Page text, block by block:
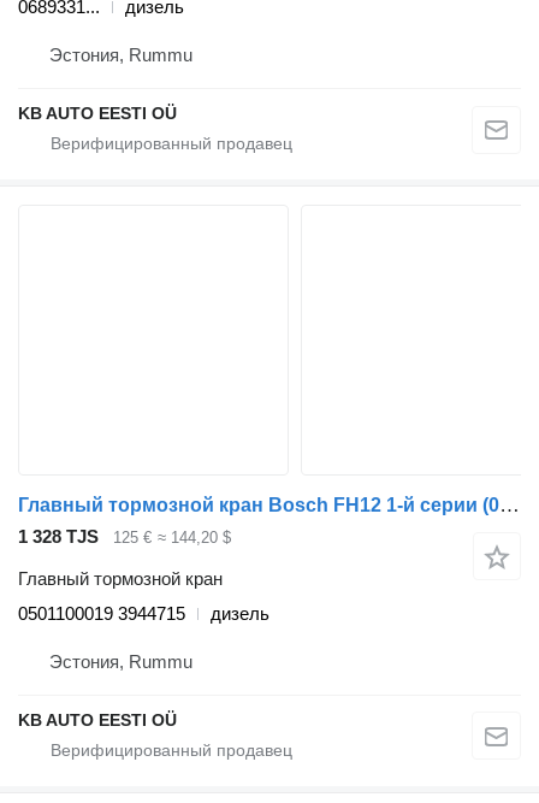
0689331...
дизель
Эстония, Rummu
KB AUTO EESTI OÜ
Главный тормозной кран Bosch FH12 1-й серии (01.93-12.02) 0501100019 для грузовика Volvo FH12, FH16, NH12, FH, VNL780 (1993-2014)
1 328 TJS 125 € ≈ 144,20 $
Главный тормозной кран
0501100019 3944715
дизель
Эстония, Rummu
KB AUTO EESTI OÜ